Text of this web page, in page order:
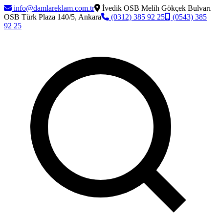
info@damlareklam.com.tr
İvedik OSB Melih Gökçek Bulvarı
OSB Türk Plaza 140/5, Ankara
(0312) 385 92 25
(0543) 385
92 25